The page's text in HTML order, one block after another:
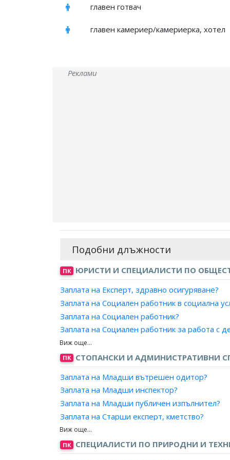
главен готвач
главен камериер/камериерка, хотел
Реклами
Подобни длъжности
ПК ЮРИСТИ И СПЕЦИАЛИСТИ ПО
Заплата на Експерт, здравно осигуряване?
Заплата на Социален работник в социална
Заплата на Социален работник?
Заплата на Социален работник за работа с
Заплата на Социален работник в отдел
Заплата на Социален работник за работа
Заплата на Специалист, социални дейности?
Заплата на Социален работник за работа с
Заплата на Социален работник за работа с
Заплата на Специалист в социална услуга?
Заплата на Социален работник за работа с
Заплата на Специалист, социални дейности
Заплата на Специалист, социални дейности
ПК СТОПАНСКИ И АДМИНИСТРАТИВНИ
Заплата на Младши вътрешен одитор?
Заплата на Младши инспектор?
Заплата на Младши публичен изпълнител?
Заплата на Старши експерт, кметство?
Заплата на Младши експерт, кметство?
Заплата на Младши експерт?
Заплата на Изследовател?
ПК СПЕЦИАЛИСТИ ПО ПРИРОДНИ И